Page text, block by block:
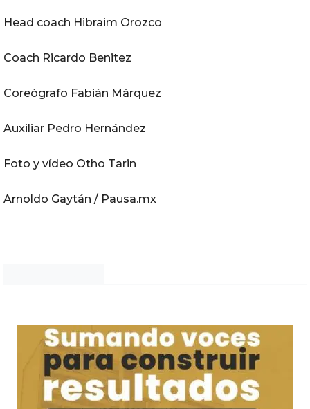
Head coach Hibraim Orozco
Coach Ricardo Benitez
Coreógrafo Fabián Márquez
Auxiliar Pedro Hernández
Foto y vídeo Otho Tarin
Arnoldo Gaytán / Pausa.mx